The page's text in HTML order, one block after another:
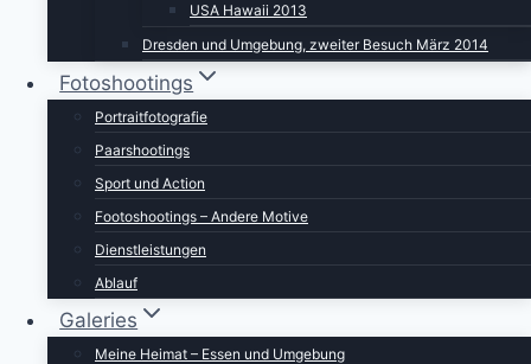
USA Hawaii 2013
Dresden und Umgebung, zweiter Besuch März 2014
Fotoshootings
Portraitfotografie
Paarshootings
Sport und Action
Footoshootings – Andere Motive
Dienstleistungen
Ablauf
Galeries
Meine Heimat – Essen und Umgebung